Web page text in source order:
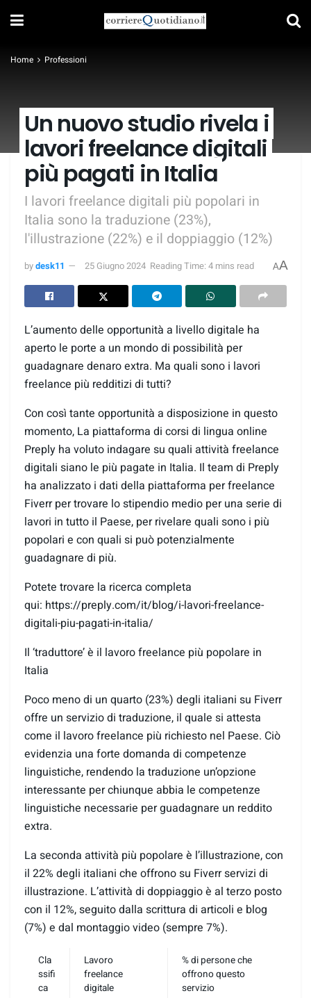
Home Professioni
Un nuovo studio rivela i
lavori freelance digitali
più pagati in Italia
I lavori freelance digitali più popolari in
Italia sono la traduzione (23%),
l'illustrazione (22%) e il doppiaggio (12%)
bydesk11 25 Giugno 2024 Reading Time: 4 mins read AA
L’aumento delle opportunità a livello digitale ha
aperto le porte a un mondo di possibilità per
guadagnare denaro extra. Ma quali sono i lavori
freelance più redditizi di tutti?
Con così tante opportunità a disposizione in questo
momento, La piattaforma di corsi di lingua online
Preply ha voluto indagare su quali attività freelance
digitali siano le più pagate in Italia. Il team di Preply
ha analizzato i dati della piattaforma per freelance
Fiverr per trovare lo stipendio medio per una serie di
lavori in tutto il Paese, per rivelare quali sono i più
popolari e con quali si può potenzialmente
guadagnare di più.
Potete trovare la ricerca completa
qui: https://preply.com/it/blog/i-lavori-freelance-
digitali-piu-pagati-in-italia/
Il ‘traduttore’ è il lavoro freelance più popolare in
Italia
Poco meno di un quarto (23%) degli italiani su Fiverr
offre un servizio di traduzione, il quale si attesta
come il lavoro freelance più richiesto nel Paese. Ciò
evidenzia una forte domanda di competenze
linguistiche, rendendo la traduzione un’opzione
interessante per chiunque abbia le competenze
linguistiche necessarie per guadagnare un reddito
extra.
La seconda attività più popolare è l’illustrazione, con
il 22% degli italiani che offrono su Fiverr servizi di
illustrazione. L’attività di doppiaggio è al terzo posto
con il 12%, seguito dalla scrittura di articoli e blog
(7%) e dal montaggio video (sempre 7%).
Cla
ssifi
ca
Lavoro
freelance
digitale
% di persone che
offrono questo
servizio